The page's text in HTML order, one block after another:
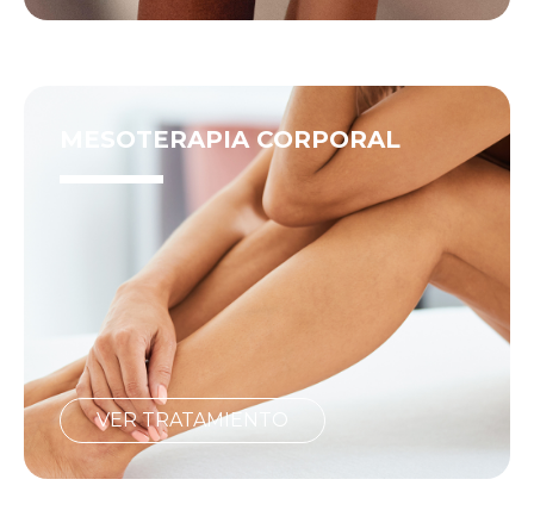
MESOTERAPIA CORPORAL
VER TRATAMIENTO